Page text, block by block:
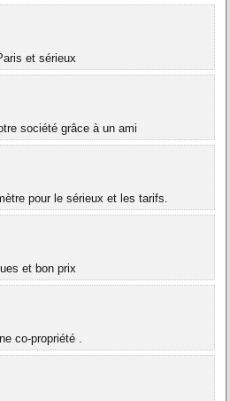
et sérieux
société grâce à un ami
pour le sérieux et les tarifs.
et bon prix
co-propriété .